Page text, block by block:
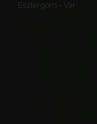
Esztergom - Vár